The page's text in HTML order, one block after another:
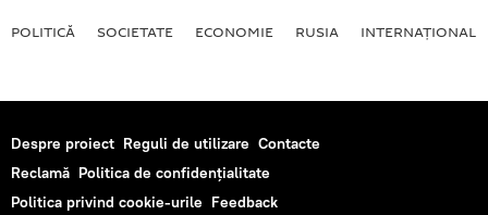
POLITICĂ SOCIETATE ECONOMIE RUSIA INTERNAŢIONAL
Despre proiect Reguli de utilizare Contacte
Reclamă Politica de confidențialitate
Politica privind cookie-urile Feedback